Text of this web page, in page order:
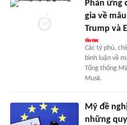
Phản ứng
gia về
Trump và
Các tỷ phú,
bình luận về
Tổng thống
Musk.
Mỹ đề
những